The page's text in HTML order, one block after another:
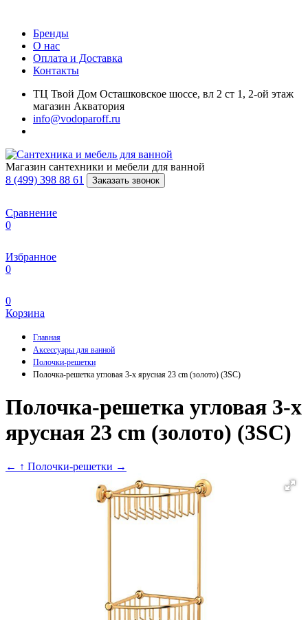
Бренды
О нас
Оплата и Доставка
Контакты
ТЦ Твой Дом Осташковское шоссе, вл 2 ст 1, 2-ой этаж
магазин Акватория
info@vodoparoff.ru
Магазин сантехники и мебели для ванной
8 (499) 398 88 61
Заказать звонок
Сравнение
0
Избранное
0
0
Корзина
Главная
Аксессуары для ванной
Полочки-решетки
Полочка-решетка угловая 3-х ярусная 23 cm (золото) (3SC)
Полочка-решетка угловая 3-х
ярусная 23 cm (золото) (3SC)
← ↑ Полочки-решетки →